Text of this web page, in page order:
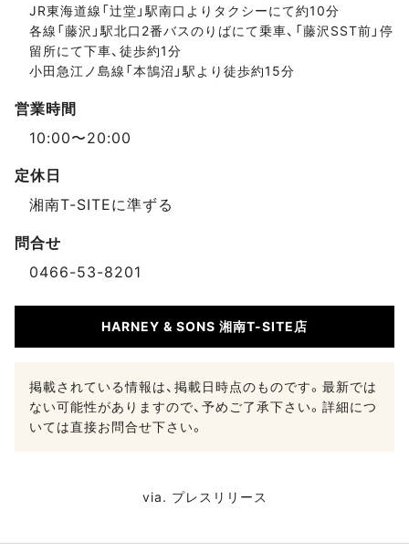
JR東海道線「辻堂」駅南口よりタクシーにて約10分
各線「藤沢」駅北口2番バスのりばにて乗車、「藤沢SST前」停
留所にて下車、徒歩約1分
小田急江ノ島線「本鵠沼」駅より徒歩約15分
営業時間
10:00〜20:00
定休日
湘南T-SITEに準ずる
問合せ
0466-53-8201
HARNEY & SONS 湘南T-SITE店
掲載されている情報は、掲載日時点のものです。最新では
ない可能性がありますので、予めご了承下さい。詳細につ
いては直接お問合せ下さい。
via. プレスリリース